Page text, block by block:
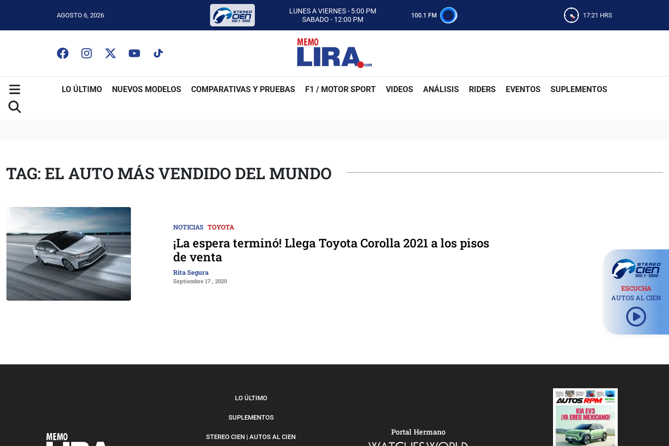
AGOSTO 6, 2026
LUNES A VIERNES - 5:00 PM
SABADO - 12:00 PM
ESCUCHA AUTOS AL CIEN
CON MEMO LIRA Y SU EQUIPO
LUNES A VIERNES - 5:00 PM
SABADO - 12:00 PM
100.1 FM 17:21 HRS
LO ÚLTIMO NUEVOS MODELOS COMPARATIVAS Y PRUEBAS F1 / MOTOR SPORT VIDEOS ANÁLISIS RIDERS EVENTOS SUPLEMENTOS
TAG: EL AUTO MÁS VENDIDO DEL MUNDO
NOTICIAS TOYOTA
¡La espera terminó! Llega Toyota Corolla 2021 a los pisos
de venta
Rita Segura
Septiembre 17 , 2020
ESCUCHA
AUTOS AL CIEN
LO ÚLTIMO
SUPLEMENTOS
STEREO CIEN | AUTOS AL CIEN
Portal Hermano